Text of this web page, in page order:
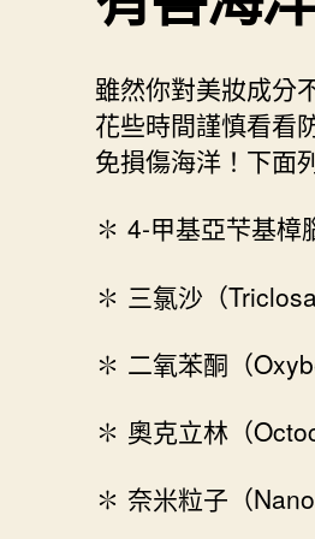
雖然你對美妝成分
花些時間謹慎看看
免損傷海洋！下面
✽ 4-甲基亞芐基樟
✽ 三氯沙（
✽ 二氧苯酮（
✽ 奧克立林（
✽ 奈米粒子（Nano